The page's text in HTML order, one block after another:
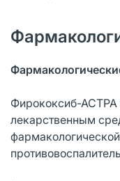
Фирококсиб-АСТРА
лекарственным